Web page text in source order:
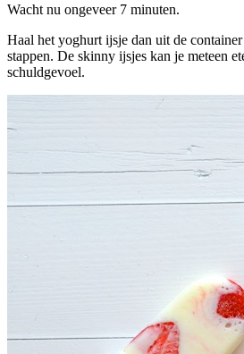
Wacht nu ongeveer 7 minuten.
Haal het yoghurt ijsje dan uit de
stappen. De skinny ijsjes kan je meteen
schuldgevoel.